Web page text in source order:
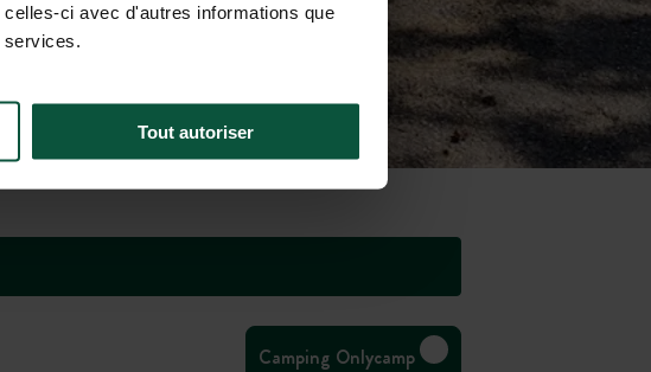
ci avec d'autres informations que
services.
Tout autoriser
Camping Onlycamp